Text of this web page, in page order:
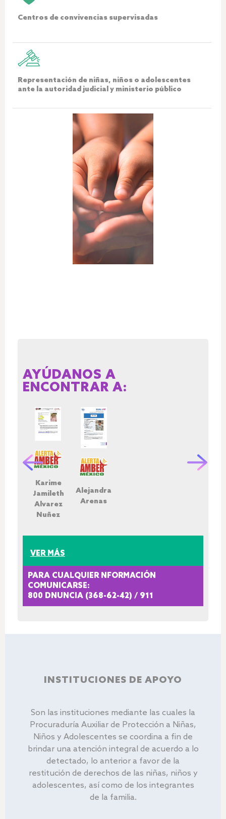
Centros de convivencias supervisadas
Representación de niñas, niños o adolescentes
ante la autoridad judicial y ministerio público
AYÚDANOS A
ENCONTRAR A:
Karime
Jamileth
Alvarez
Nuñez
Alejandra
Arenas
VER MÁS
PARA CUALQUIER NFORMACIÓN
COMUNICARSE:
800 DNUNCIA (368-62-42) / 911
INSTITUCIONES DE APOYO
Son las instituciones mediante las cuales la
Procuraduría Auxiliar de Protección a Niñas,
Niños y Adolescentes se coordina a fin de
brindar una atención integral de acuerdo a lo
detectado, lo anterior a favor de la
restitución de derechos de las niñas, niños y
adolescentes, así como de los integrantes
de la familia.